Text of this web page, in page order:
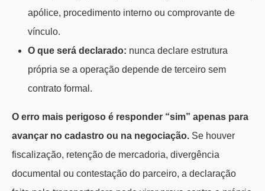
apólice, procedimento interno ou comprovante de
vínculo.
O que será declarado: nunca declare estrutura
própria se a operação depende de terceiro sem
contrato formal.
O erro mais perigoso é responder “sim” apenas para
avançar no cadastro ou na negociação. Se houver
fiscalização, retenção de mercadoria, divergência
documental ou contestação do parceiro, a declaração